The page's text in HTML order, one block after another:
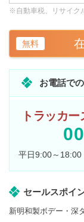
※自動車税、リサイク
無料
お電話で
トラッカ
平日9:00～18:00
セールスポイ
新明和製ボデー・深